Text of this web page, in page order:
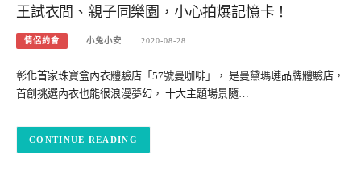
王試衣間、親子同樂園，小心拍爆記憶卡！
情侶約會 小兔小安 2020-08-28
彰化首家珠寶盒內衣體驗店「57號曼咖啡」， 是曼黛瑪璉品牌體驗店，
首創挑選內衣也能很浪漫夢幻， 十大主題場景隨…
CONTINUE READING